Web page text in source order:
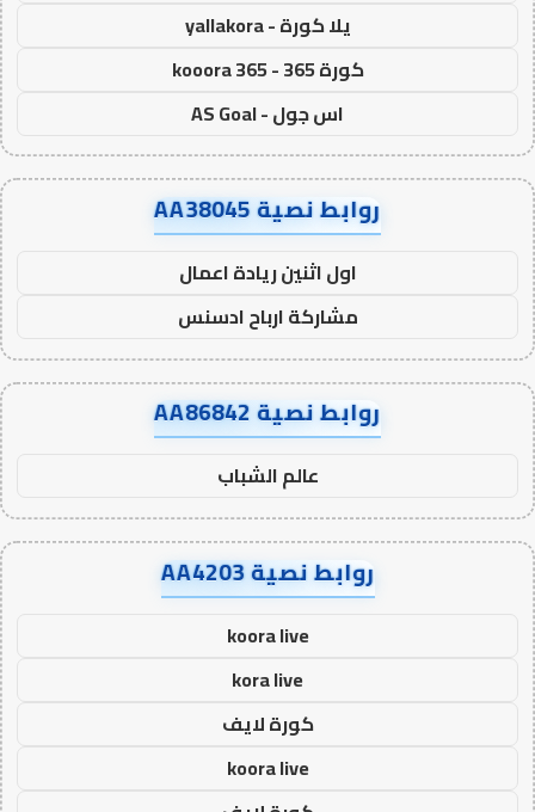
يلا كورة - yallakora
كورة 365 - kooora 365
اس جول - AS Goal
روابط نصية AA38045
اول اثنين ريادة اعمال
مشاركة ارباح ادسنس
روابط نصية AA86842
عالم الشباب
روابط نصية AA4203
koora live
kora live
كورة لايف
koora live